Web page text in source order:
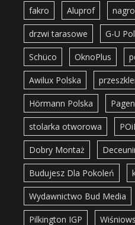
fakro Aluprof
drzwi tarasowe G-U
Schüco OknoPlus
Awilux Polska
Hörmann Polska Pagen
stolarka otworowa
Dobry Montaż
Budujesz Dla Pokoleń
Wydawnictwo Bud Media
Pilkington IGP